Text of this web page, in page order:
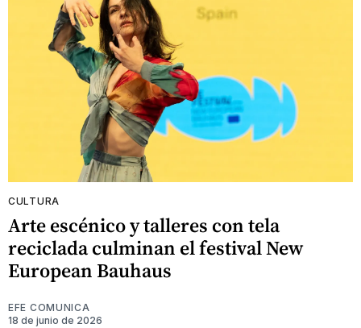
CULTURA
Arte escénico y talleres con tela
reciclada culminan el festival New
European Bauhaus
EFE COMUNICA
18 de junio de 2026